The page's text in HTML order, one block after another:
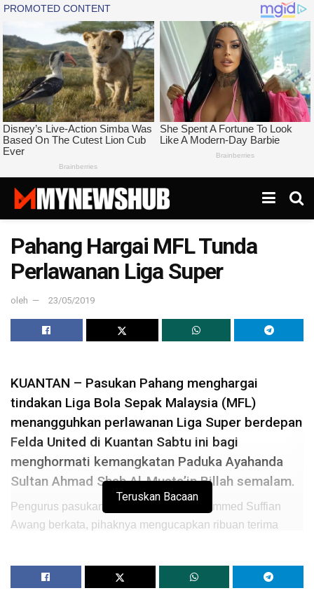
Pahang Hargai MFL Tunda
Perlawanan Liga Super
oleh 23/05/2019
KUANTAN – Pasukan Pahang menghargai
tindakan Liga Bola Sepak Malaysia (MFL)
menangguhkan perlawanan Liga Super berdepan
Felda United di Kuantan Sabtu ini bagi
menghormati kemangkatan Paduka Ayahanda
Sultan Ahmad Shah Al-Musta’in Billah semalam.
Pengurus pasukan Pahang, Datuk Mohammed Suffian
Awang berkata, pihaknya mengucapkan ribuan terima
“Tindakan penangguhan perlawanan ini sangat wajar
Teruskan Bacaan